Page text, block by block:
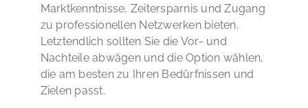
Marktkenntnisse, Zeitersparnis und Zugang
zu professionellen Netzwerken bieten.
Letztendlich sollten Sie die Vor- und
Nachteile abwägen und die Option wählen,
die am besten zu Ihren Bedürfnissen und
Zielen passt.